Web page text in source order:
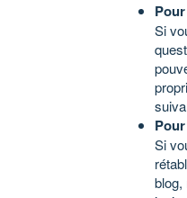
Si
Si
blog,